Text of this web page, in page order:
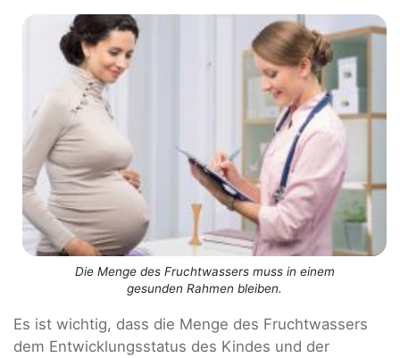
Die Menge des Fruchtwassers muss in einem
gesunden Rahmen bleiben.
Es ist wichtig, dass die Menge des Fruchtwassers
dem Entwicklungsstatus des Kindes und der